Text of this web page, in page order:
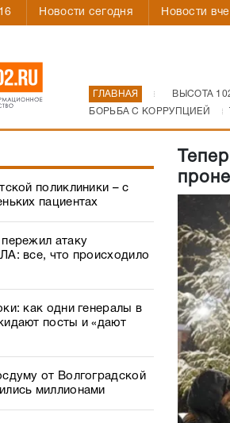
Новости сегодня Новости
ГЛАВНАЯ ВЫСОТА
БОРЬБА С КОРРУПЦИЕЙ
поликлиники – с
пациентах
атаку
все, что происходило
как одни генералы в
посты и «дают
от Волгоградской
миллионами